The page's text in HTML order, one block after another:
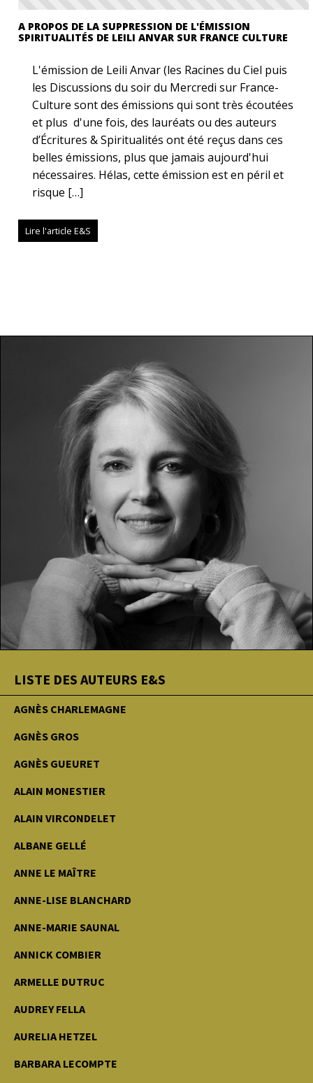
LISTE DES AUTEURS E&S
AGNÈS CHARLEMAGNE
AGNÈS GROS
AGNÈS GUEURET
ALAIN MONESTIER
ALAIN VIRCONDELET
ALBANE GELLÉ
ANNE LE MAÎTRE
ANNE-LISE BLANCHARD
ANNE-MARIE SAUNAL
ANNICK COMBIER
ARMELLE DUTRUC
AUDREY FELLA
AURELIA HETZEL
BARBARA LECOMPTE
A PROPOS DE LA SUPPRESSION DE L'ÉMISSION
SPIRITUALITÉS DE LEILI ANVAR SUR FRANCE CULTURE
L'émission de Leili Anvar (les Racines du Ciel puis
les Discussions du soir du Mercredi sur France-
Culture sont des émissions qui sont très écoutées
et plus d'une fois, des lauréats ou des auteurs
d’Écritures & Spiritualités ont été reçus dans ces
belles émissions, plus que jamais aujourd'hui
nécessaires. Hélas, cette émission est en péril et
risque […]
Lire l'article E&S